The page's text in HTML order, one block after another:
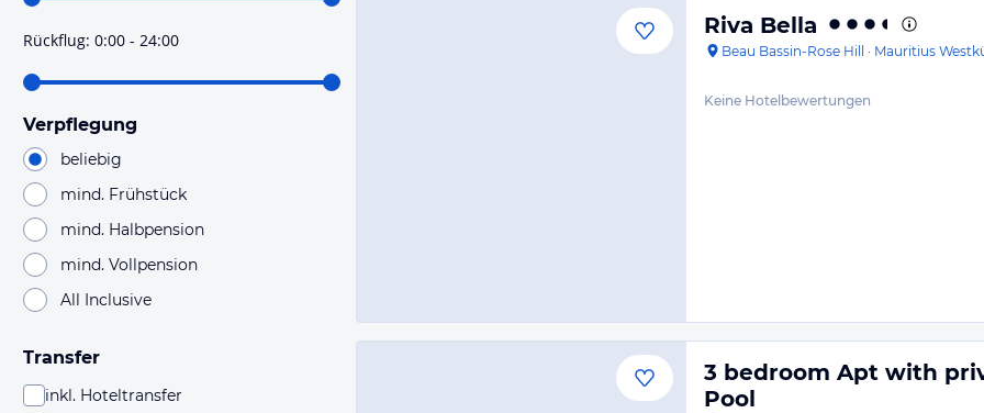
Rückflug: 0:00 - 24:00
Verpflegung
beliebig
mind. Frühstück
mind. Halbpension
mind. Vollpension
All Inclusive
Transfer
inkl. Hoteltransfer
Riva Bella
Beau Bassin-Rose Hill · Mauritius
Keine Hotelbewertungen
3 bedroom Apt with
Pool